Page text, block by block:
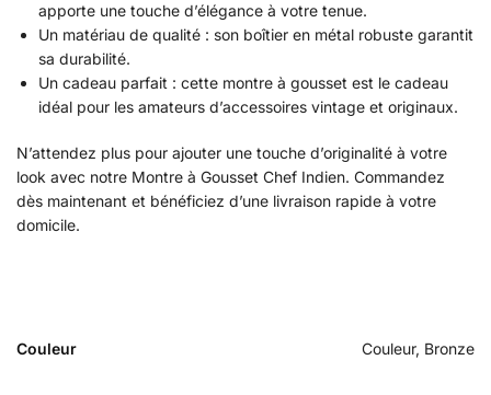
apporte une touche d’élégance à votre tenue.
Un matériau de qualité : son boîtier en métal robuste garantit
sa durabilité.
Un cadeau parfait : cette montre à gousset est le cadeau
idéal pour les amateurs d’accessoires vintage et originaux.
N’attendez plus pour ajouter une touche d’originalité à votre
look avec notre Montre à Gousset Chef Indien. Commandez
dès maintenant et bénéficiez d’une livraison rapide à votre
domicile.
Couleur Couleur, Bronze